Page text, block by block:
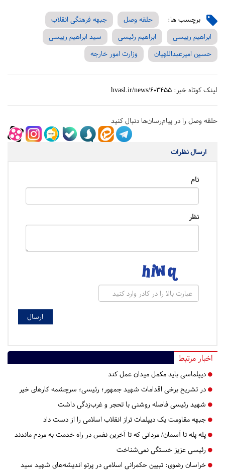
برچسب ها: حلقه وصل
جبهه فرهنگی انقلاب
ابراهیم رییسی
ابراهیم رئیسی
سید ابراهیم رییسی
حسین امیرعبداللهیان
وزارت امور خارجه
لینک کوتاه خبر: hvasl.ir/news/603455
حلقه وصل را در پیام‌رسان‌ها دنبال کنید
ارسال نظرات
نام
نظر
اخبار مرتبط
دیپلماسی باید مکمل میدان عمل کند
در تشریح برخی اقدامات شهید جمهور؛ رئیسی؛ سرچشمه کارهای خیر
شهید رئیسی فاصله روشنی با تحجر و غرب‌زدگی داشت
جبهه مقاومت یک دیپلمات تراز انقلاب اسلامی را از دست داد
پله پله تا آسمان/ مردانی که تا آخرین نفس در راه خدمت به مردم ماندند
رئیسی عزیز خستگی نمی‌شناخت
خراسان رضوی: تبیین حکمرانی اسلامی در پرتو اندیشه‌های شهید سید